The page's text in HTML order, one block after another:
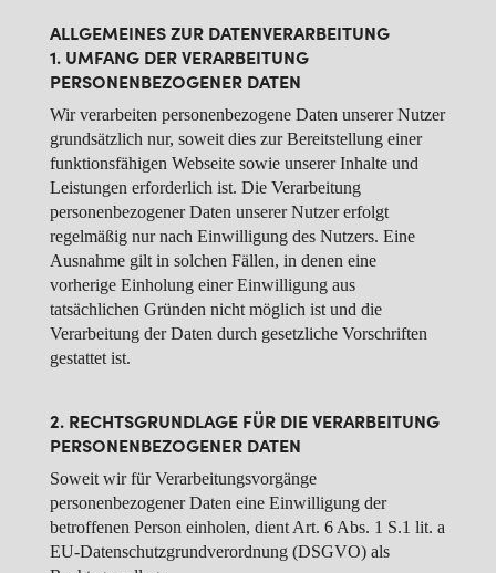
ALLGEMEINES ZUR DATENVERARBEITUNG
1. UMFANG DER VERARBEITUNG
PERSONENBEZOGENER DATEN
Wir verarbeiten personenbezogene Daten unserer Nutzer
grundsätzlich nur, soweit dies zur Bereitstellung einer
funktionsfähigen Webseite sowie unserer Inhalte und
Leistungen erforderlich ist. Die Verarbeitung
personenbezogener Daten unserer Nutzer erfolgt
regelmäßig nur nach Einwilligung des Nutzers. Eine
Ausnahme gilt in solchen Fällen, in denen eine
vorherige Einholung einer Einwilligung aus
tatsächlichen Gründen nicht möglich ist und die
Verarbeitung der Daten durch gesetzliche Vorschriften
gestattet ist.
2. RECHTSGRUNDLAGE FÜR DIE VERARBEITUNG
PERSONENBEZOGENER DATEN
Soweit wir für Verarbeitungsvorgänge
personenbezogener Daten eine Einwilligung der
betroffenen Person einholen, dient Art. 6 Abs. 1 S.1 lit. a
EU-Datenschutzgrundverordnung (DSGVO) als